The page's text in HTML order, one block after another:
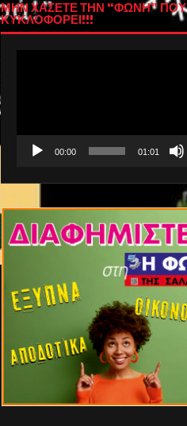
ΜΗΝ ΧΑΣΕΤΕ ΤΗΝ “ΦΩΝΗ” ΠΟΥ
ΚΥΚΛΟΦΟΡΕΙ!!!
00:00 01:01